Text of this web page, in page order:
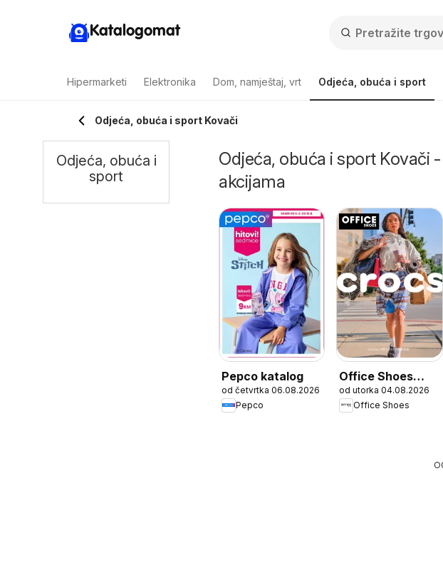
Katalogomat
Hipermarketi Elektronika Dom, namještaj, vrt Odjeća, obuća i sport
Odjeća, obuća i sport Kovači
Odjeća, obuća i sport Kovači
akcijama
Pepco katalog
od četvrtka 06.08.2026
Pepco
Office Shoes
katalog
od utorka 04.08.2026
Office Shoes
Odjeća, obuća i
sport